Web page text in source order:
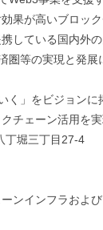
果が高いブロッ
している国内外
等の実現と発展
く」をビジョン
チェーン活用を
丁堀三丁目27-4
ンインフラおよ